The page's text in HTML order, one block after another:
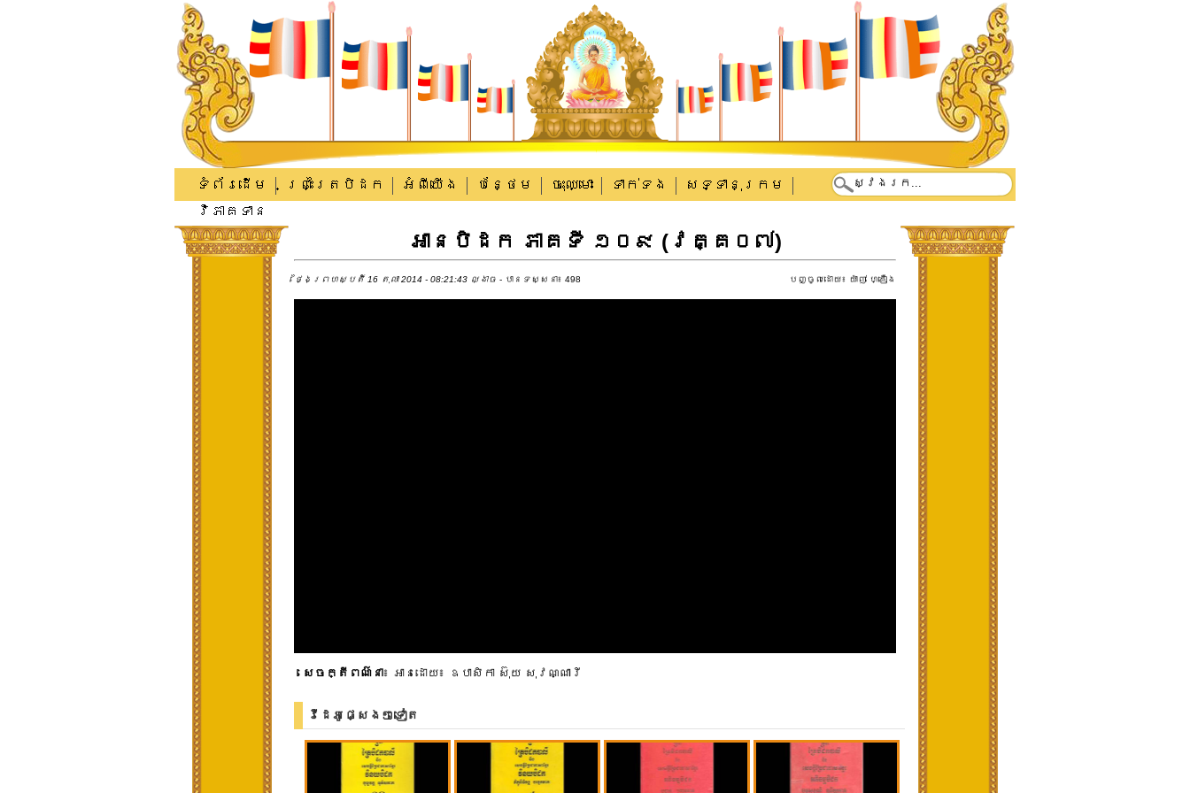
ទំព័រដើម ព្រះត្រៃបិដក អំពីយើង បន្ថែម ចុះឈ្មោះ ទាក់​ទង
សទ្ទានុក្រម
វិភាគទាន
អាន​បិដក ភាគទី ១០៩ (វគ្គ០៧)
ថ្ងៃព្រហស្បតិ៍ 16 តុលា 2014 - 08:21:43 ល្ងាច - បានទស្សនា៖ 498 បញ្ចូលដោយ៖ យ៉ាញ់ ហ្គឿង
សេចក្តីពណ៌នា៖ អានដោយ៖ ឧបាសិកា ស៊ុយ សុវណ្ណារី
វីដេអូផ្សេងៗទៀត